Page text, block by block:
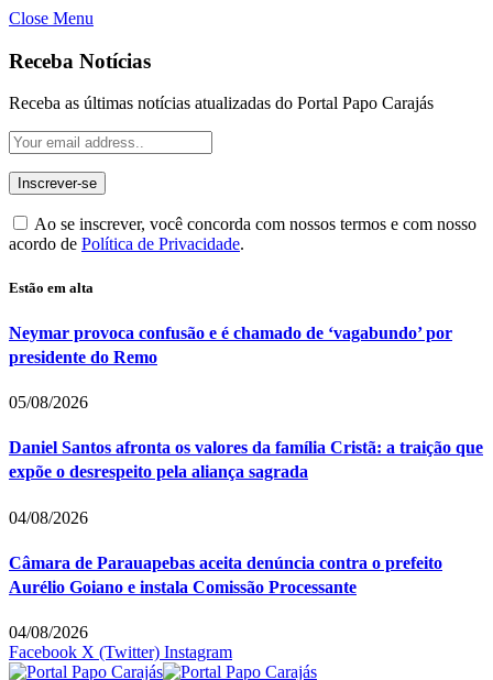
Close Menu
Receba Notícias
Receba as últimas notícias atualizadas do Portal Papo Carajás
Ao se inscrever, você concorda com nossos termos e com nosso
acordo de Política de Privacidade.
Estão em alta
Neymar provoca confusão e é chamado de ‘vagabundo’ por
presidente do Remo
05/08/2026
Daniel Santos afronta os valores da família Cristã: a traição que
expõe o desrespeito pela aliança sagrada
04/08/2026
Câmara de Parauapebas aceita denúncia contra o prefeito
Aurélio Goiano e instala Comissão Processante
04/08/2026
Facebook X (Twitter) Instagram